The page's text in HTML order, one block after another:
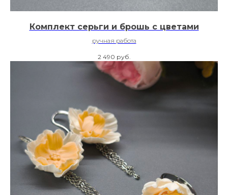
Комплект серьги и брошь с цветами
ручная работа
2 490 руб.